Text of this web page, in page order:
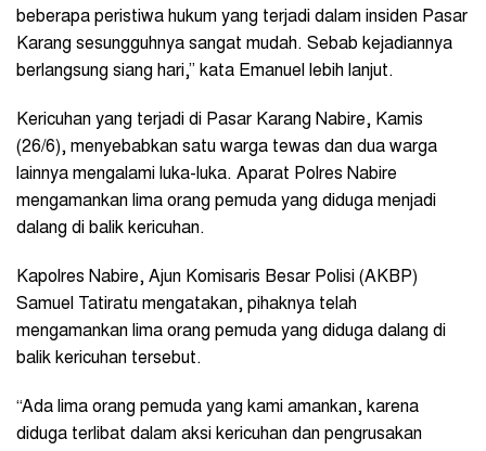
beberapa peristiwa hukum yang terjadi dalam insiden Pasar
Karang sesungguhnya sangat mudah. Sebab kejadiannya
berlangsung siang hari,” kata Emanuel lebih lanjut.
Kericuhan yang terjadi di Pasar Karang Nabire, Kamis
(26/6), menyebabkan satu warga tewas dan dua warga
lainnya mengalami luka-luka. Aparat Polres Nabire
mengamankan lima orang pemuda yang diduga menjadi
dalang di balik kericuhan.
Kapolres Nabire, Ajun Komisaris Besar Polisi (AKBP)
Samuel Tatiratu mengatakan, pihaknya telah
mengamankan lima orang pemuda yang diduga dalang di
balik kericuhan tersebut.
“Ada lima orang pemuda yang kami amankan, karena
diduga terlibat dalam aksi kericuhan dan pengrusakan